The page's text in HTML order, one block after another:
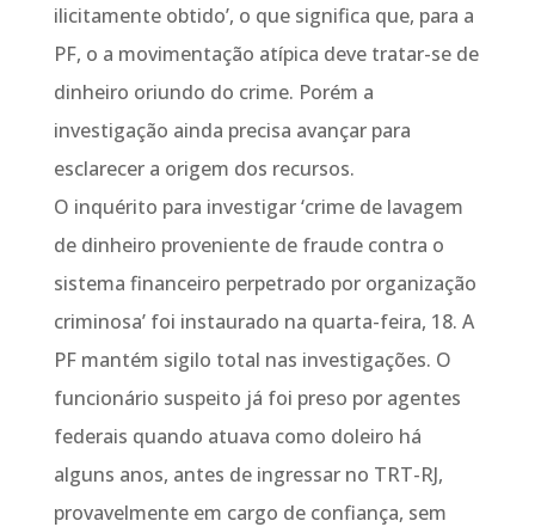
ilicitamente obtido’, o que significa que, para a
PF, o a movimentação atípica deve tratar-se de
dinheiro oriundo do crime. Porém a
investigação ainda precisa avançar para
esclarecer a origem dos recursos.
O inquérito para investigar ‘crime de lavagem
de dinheiro proveniente de fraude contra o
sistema financeiro perpetrado por organização
criminosa’ foi instaurado na quarta-feira, 18. A
PF mantém sigilo total nas investigações. O
funcionário suspeito já foi preso por agentes
federais quando atuava como doleiro há
alguns anos, antes de ingressar no TRT-RJ,
provavelmente em cargo de confiança, sem